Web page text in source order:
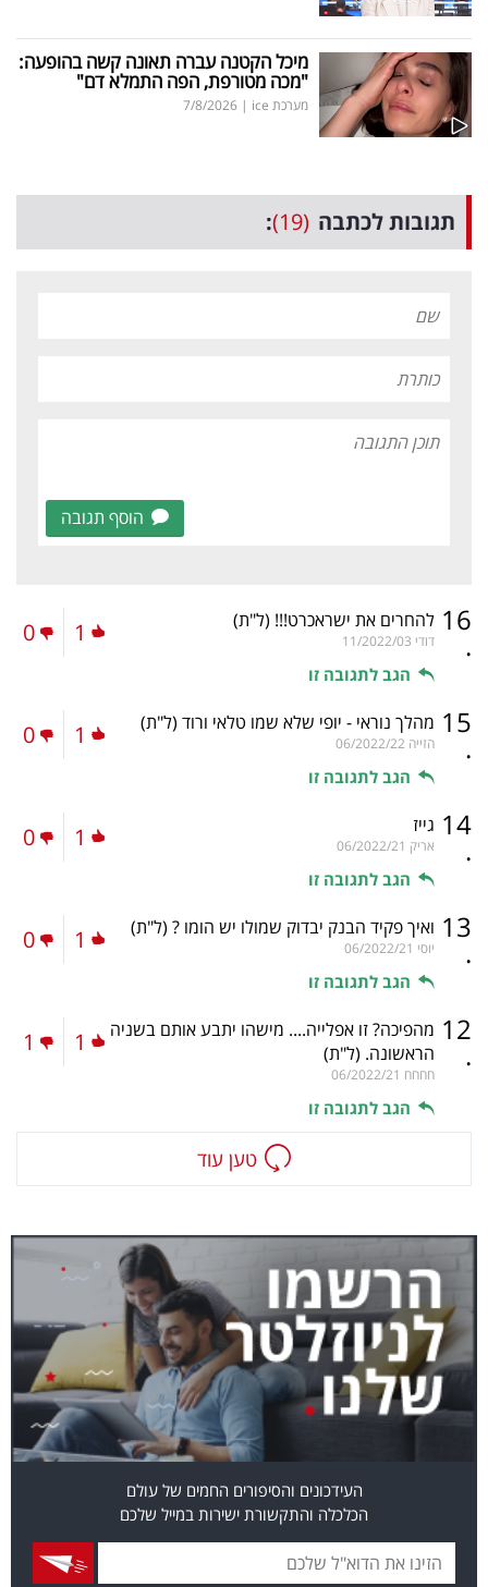
מיכל הקטנה עברה תאונה קשה בהופעה:
"מכה מטורפת, הפה התמלא דם"
מערכת ice |
7/8/2026
תגובות לכתבה (19)
:
הוסף תגובה
16
.
להחרים את ישראכרט!!! (ל"ת)
דודי 11/2022/03
הגב לתגובה זו
1
0
15
.
מהלך נוראי - יופי שלא שמו טלאי ורוד (ל"ת)
הזייה 06/2022/22
הגב לתגובה זו
1
0
14
.
גייז
אריק 06/2022/21
הגב לתגובה זו
1
0
13
.
ואיך פקיד הבנק יבדוק שמולו יש הומו ? (ל"ת)
יוסי 06/2022/21
הגב לתגובה זו
1
0
12
.
מהפיכה? זו אפלייה.... מישהו יתבע אותם בשניה
הראשונה. (ל"ת)
חחחח 06/2022/21
הגב לתגובה זו
1
1
טען עוד
העידכונים והסיפורים החמים של עולם
הכלכלה והתקשורת ישירות במייל שלכם